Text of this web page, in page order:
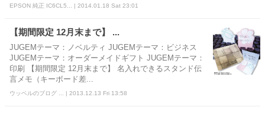
EPSON 純正 IC6CL5... | 2014.01.18 Sat 23:01
【期間限定 12月末まで】 ...
JUGEMテーマ：ノベルティ JUGEMテーマ：ビジネス
JUGEMテーマ：オーダーメイドギフト JUGEMテーマ：
印刷 【期間限定 12月末まで】 名入れできるスタンド伝
言メモ（キーボード差...
ウッベルのブログ ... | 2013.12.13 Fri 13:58